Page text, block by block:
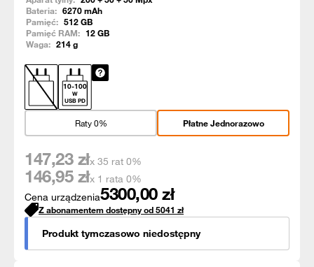
Bateria: 6270mAh
Pamięć: 512GB
Pamięć RAM: 12GB
Waga: 214g
10-100
W
USB PD
Płatne Jednorazowo
Raty 0%
Cena urządzenia5300,00 zł
147,23 złx 35 rat 0%
146,95 złx 1 rata 0%
Z abonamentem dostępny od5041 zł
Produkt tymczasowo niedostępny